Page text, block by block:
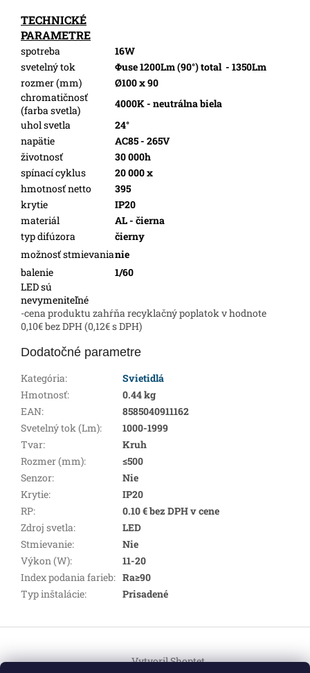
TECHNICKÉ
PARAMETRE
spotreba
16W
svetelný tok
Φuse 1200Lm (90°) total - 1350Lm
rozmer (mm)
Ø100 x 90
chromatičnosť
(farba svetla)
4000K - neutrálna biela
uhol svetla
24°
napätie
AC85 - 265V
životnosť
30 000h
spínací cyklus
20 000 x
hmotnosť netto
395
krytie
IP20
materiál
AL - čierna
typ difúzora
čierny
možnosť stmievanianie
balenie
1/60
LED sú
nevymeniteľné
-cena produktu zahŕňa recyklačný poplatok v hodnote
0,10€ bez DPH (0,12€ s DPH)
Dodatočné parametre
Kategória:
Svietidlá
Hmotnosť:
0.44 kg
EAN:
8585040911162
Svetelný tok (Lm):
1000-1999
Tvar:
Kruh
Rozmer (mm):
≤500
Senzor:
Nie
Krytie:
IP20
RP:
0.10 € bez DPH v cene
Zdroj svetla:
LED
Stmievanie:
Nie
Výkon (W):
11-20
Index podania farieb: Ra≥90
Typ inštalácie: Prisadené
p
Vytvoril Shoptet